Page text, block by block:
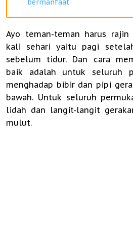
Ayo teman-teman harus
kali sehari yaitu pagi
sebelum tidur. Dan cara
baik adalah untuk seluruh
menghadap bibir dan pipi
bawah. Untuk seluruh
lidah dan langit-langit
mulut.